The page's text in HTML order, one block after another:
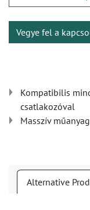
Vegye fel a
Kompatibilis
csatlakozóval
Masszív
Alternative